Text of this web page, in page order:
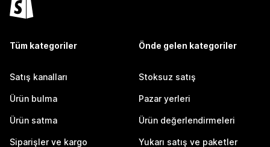
Tüm kategoriler
Satış kanalları
Ürün bulma
Ürün satma
Siparişler ve kargo
Önde gelen kategoriler
Stoksuz satış
Pazar yerleri
Ürün değerlendirmeleri
Yukarı satış ve paketler